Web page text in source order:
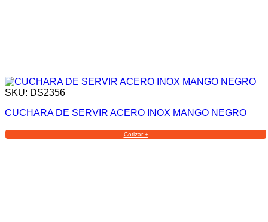
SKU: DS2356
CUCHARA DE SERVIR ACERO INOX MANGO NEGRO
Cotizar +